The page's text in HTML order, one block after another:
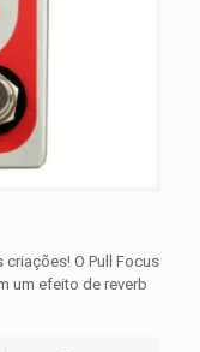
criações! O Pull Focus
um efeito de reverb